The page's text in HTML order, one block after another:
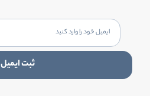
ثبت ایمیل